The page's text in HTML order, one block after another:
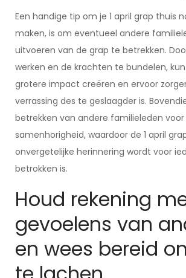
Een handige tip om je 1 april grap thuis
maken, is om eventueel andere
uitvoeren van de grap te betrekken.
werken en de krachten te bundelen,
grotere impact creëren en ervoor
verrassing des te geslaagder is.
betrekken van andere familieleden
samenhorigheid, waardoor de 1 april
onvergetelijke herinnering wordt voor
betrokken is.
Houd rekening
gevoelens van
en wees bereid